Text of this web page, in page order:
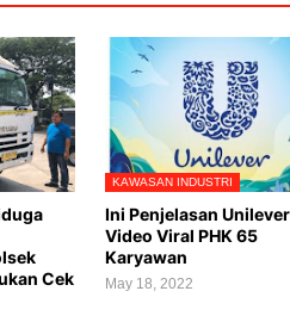
Cek
KAWASAN INDUSTRI
Ini Penjelasan
Video Viral PHK 65
Karyawan
May 18, 2022